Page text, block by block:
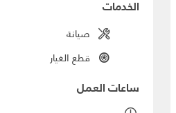
الخدمات
صيانة
قطع الغيار
ساعات العمل